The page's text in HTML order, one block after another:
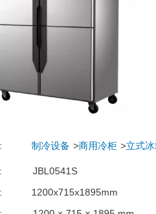
制冷设备 商用冷柜 立式
JBL0541S
1200x715x1895mm